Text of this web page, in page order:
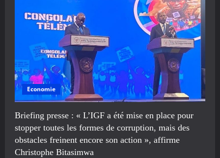
Economie
Briefing presse : « L’IGF a été mise en place pour
stopper toutes les formes de corruption, mais des
obstacles freinent encore son action », affirme
Christophe Bitasimwa